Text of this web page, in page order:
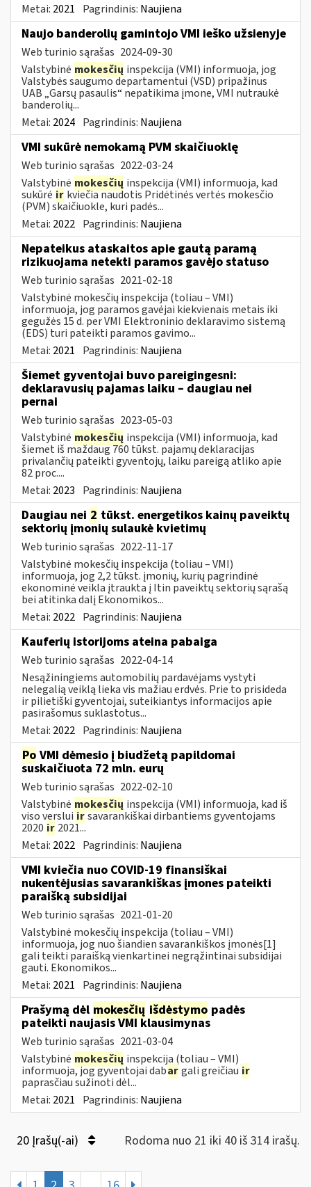
Metai: 2021 Pagrindinis: Naujiena
Naujo banderolių gamintojo VMI ieško užsienyje
Web turinio sąrašas 2024-09-30
Valstybinė mokesčių inspekcija (VMI) informuoja, jog
Valstybės saugumo departamentui (VSD) pripažinus
UAB „Garsų pasaulis“ nepatikima įmone, VMI nutraukė
banderolių...
Metai: 2024 Pagrindinis: Naujiena
VMI sukūrė nemokamą PVM skaičiuoklę
Web turinio sąrašas 2022-03-24
Valstybinė mokesčių inspekcija (VMI) informuoja, kad
sukūrė ir kviečia naudotis Pridėtinės vertės mokesčio
(PVM) skaičiuokle, kuri padės...
Metai: 2022 Pagrindinis: Naujiena
Nepateikus ataskaitos apie gautą paramą
rizikuojama netekti paramos gavėjo statuso
Web turinio sąrašas 2021-02-18
Valstybinė mokesčių inspekcija (toliau – VMI)
informuoja, jog paramos gavėjai kiekvienais metais iki
gegužės 15 d. per VMI Elektroninio deklaravimo sistemą
(EDS) turi pateikti paramos gavimo...
Metai: 2021 Pagrindinis: Naujiena
Šiemet gyventojai buvo pareigingesni:
deklaravusių pajamas laiku – daugiau nei
pernai
Web turinio sąrašas 2023-05-03
Valstybinė mokesčių inspekcija (VMI) informuoja, kad
šiemet iš maždaug 760 tūkst. pajamų deklaracijas
privalančių pateikti gyventojų, laiku pareigą atliko apie
82 proc....
Metai: 2023 Pagrindinis: Naujiena
Daugiau nei 2 tūkst. energetikos kainų paveiktų
sektorių įmonių sulaukė kvietimų
Web turinio sąrašas 2022-11-17
Valstybinė mokesčių inspekcija (toliau – VMI)
informuoja, jog 2,2 tūkst. įmonių, kurių pagrindinė
ekonominė veikla įtraukta į Itin paveiktų sektorių sąrašą
bei atitinka dalį Ekonomikos...
Metai: 2022 Pagrindinis: Naujiena
Kauferių istorijoms ateina pabaiga
Web turinio sąrašas 2022-04-14
Nesąžiningiems automobilių pardavėjams vystyti
nelegalią veiklą lieka vis mažiau erdvės. Prie to prisideda
ir pilietiški gyventojai, suteikiantys informacijos apie
pasirašomus suklastotus...
Metai: 2022 Pagrindinis: Naujiena
Po VMI dėmesio į biudžetą papildomai
suskaičiuota 72 mln. eurų
Web turinio sąrašas 2022-02-10
Valstybinė mokesčių inspekcija (VMI) informuoja, kad iš
viso versluiirsavarankiškai dirbantiems gyventojams
2020 ir 2021...
Metai: 2022 Pagrindinis: Naujiena
VMI kviečia nuo COVID-19 finansiškai
nukentėjusias savarankiškas įmones pateikti
paraišką subsidijai
Web turinio sąrašas 2021-01-20
Valstybinė mokesčių inspekcija (toliau – VMI)
informuoja, jog nuo šiandien savarankiškos įmonės[1]
gali teikti paraišką vienkartinei negrąžintinai subsidijai
gauti. Ekonomikos...
Metai: 2021 Pagrindinis: Naujiena
Prašymą dėl mokesčių išdėstymo padės
pateikti naujasis VMI klausimynas
Web turinio sąrašas 2021-03-04
Valstybinė mokesčių inspekcija (toliau – VMI)
informuoja, jog gyventojai dabargali greičiau ir
paprasčiau sužinoti dėl...
Metai: 2021 Pagrindinis: Naujiena
20 Įrašų(-ai) Rodoma nuo 21 iki 40 iš 314 irašų.